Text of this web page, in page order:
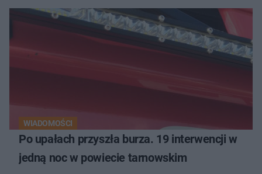
WIADOMOŚCI
Po upałach przyszła burza. 19 interwencji w
jedną noc w powiecie tarnowskim